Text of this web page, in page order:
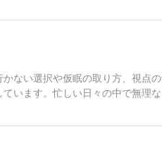
ない選択や仮眠の取り方、視点
います。忙しい日々の中で無理